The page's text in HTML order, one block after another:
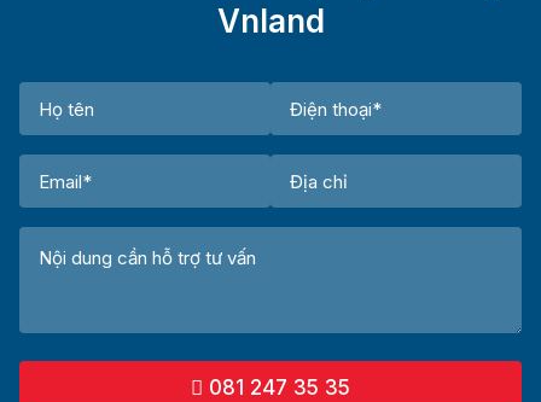
Vnland
081 247 35 35